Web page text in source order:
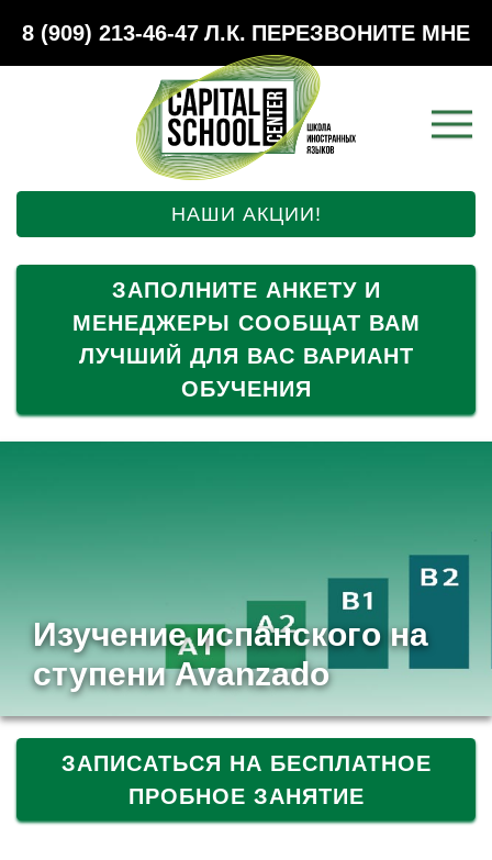
8 (909) 213-46-47 Л.К. ПЕРЕЗВОНИТЕ МНЕ
НАШИ АКЦИИ!
ЗАПОЛНИТЕ АНКЕТУ И
МЕНЕДЖЕРЫ СООБЩАТ ВАМ
ЛУЧШИЙ ДЛЯ ВАС ВАРИАНТ
ОБУЧЕНИЯ
Изучение испанского на
ступени Avanzado
ЗАПИСАТЬСЯ НА БЕСПЛАТНОЕ
ПРОБНОЕ ЗАНЯТИЕ